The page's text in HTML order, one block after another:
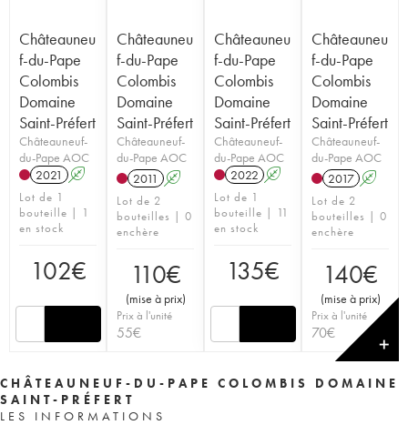
Châteauneu
f-du-Pape
Colombis
Domaine
Saint-Préfert
Châteauneuf-
du-Pape AOC
2021
A
Lot de 1
bouteille | 1
en stock
102€
Châteauneu
f-du-Pape
Colombis
Domaine
Saint-Préfert
Châteauneuf-
du-Pape AOC
2011
A
Lot de 2
bouteilles | 0
enchère
110€
(mise à prix)
Prix à l'unité
55€
Châteauneu
f-du-Pape
Colombis
Domaine
Saint-Préfert
Châteauneuf-
du-Pape AOC
2022 A
Lot de 1
bouteille | 11
en stock
135€
Châteauneu
f-du-Pape
Colombis
Domaine
Saint-Préfert
Châteauneuf-
du-Pape AOC
2017 A
Lot de 2
bouteilles | 0
enchère
140€
(mise à prix)
Prix à l'unité
70€
✕
CHÂTEAUNEUF-DU-PAPE COLOMBIS DOMAINE
SAINT-PRÉFERT
LES INFORMATIONS